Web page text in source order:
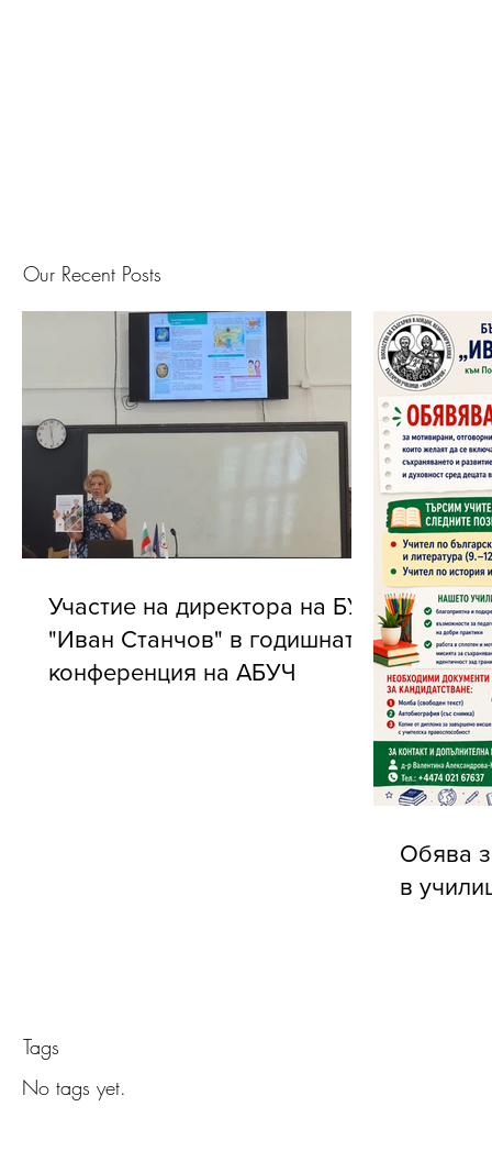
Our Recent Posts
Участие на директора на БУ
"Иван Станчов" в годишната
конференция на АБУЧ
Обява
в
Tags
No tags yet.